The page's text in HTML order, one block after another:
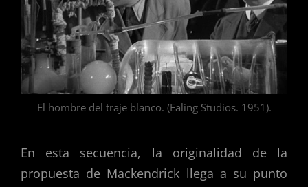
El hombre del traje blanco. (Ealing Studios. 1951).
En esta secuencia, la originalidad de la
propuesta de Mackendrick llega a su punto